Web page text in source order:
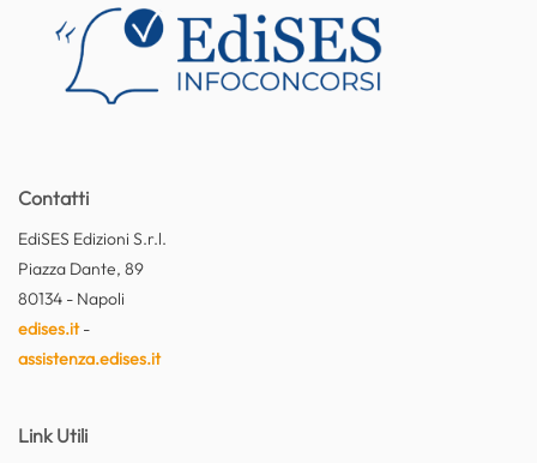
Contatti
EdiSES Edizioni S.r.l.
Piazza Dante, 89
80134 - Napoli
edises.it-
assistenza.edises.it
Link Utili